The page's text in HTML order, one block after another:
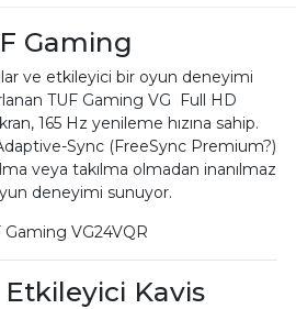
Gaming
ve etkileyici bir oyun deneyimi
TUF Gaming VG Full HD
165 Hz yenileme hızına sahip.
Sync (FreeSync Premium?)
veya takılma olmadan inanılmaz
deneyimi sunuyor.
Etkileyici Kavis